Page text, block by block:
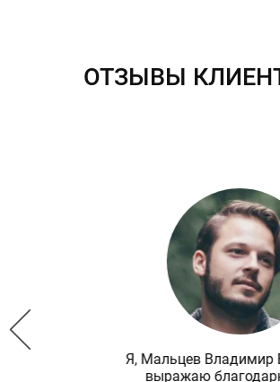
ОТЗЫВЫ
Я, Мальцев Владимир
выражаю благодарность